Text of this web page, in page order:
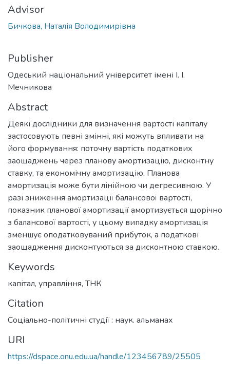
Advisor
Бичкова, Наталія Володимирівна
Publisher
Одеський національний університет імені І. І.
Мечникова
Abstract
Деякі дослідники для визначення вартості капіталу
застосовують певні змінні, які можуть впливати на
його формування: поточну вартість податкових
заощаджень через планову амортизацію, дисконтну
ставку, та економічну амортизацію. Планова
амортизація може бути лінійною чи дегресивною. У
разі зниження амортизації балансової вартості,
показник планової амортизації амортизується щорічно
з балансової вартості, у цьому випадку амортизація
зменшує оподатковуваний прибуток, а податкові
заощадження дисконтуються за дисконтною ставкою.
Keywords
капітал, управління,ТНК
Citation
Соціально-політичні студії : наук. альманах
URI
https://dspace.onu.edu.ua/handle/123456789/25505